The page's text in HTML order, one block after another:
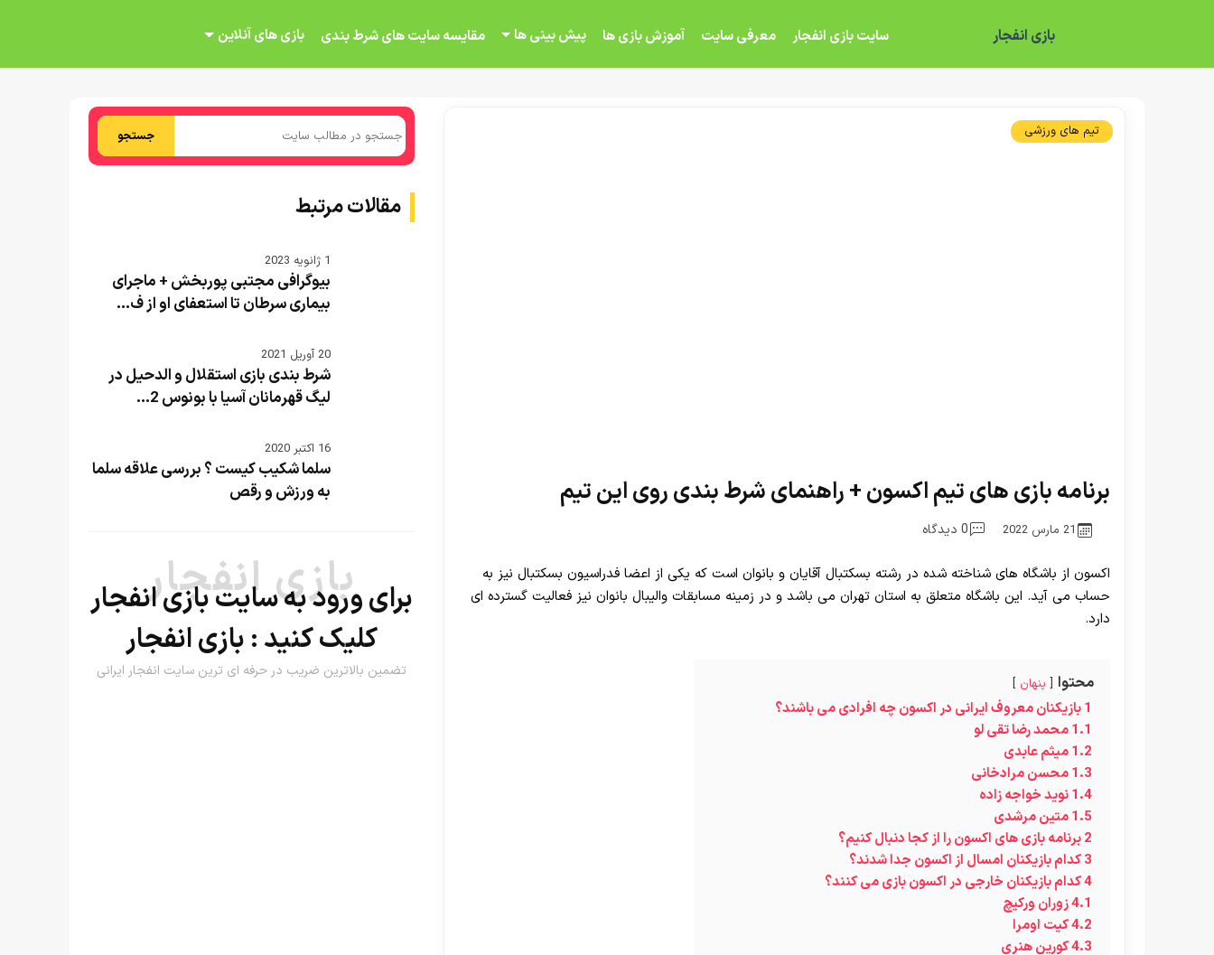
بازی انفجار سایت بازی انفجار معرفی سایت آموزش بازی ها پیش بینی ها مقایسه سایت های شرط بندی بازی های آنلاین
تیم های ورزشی
برنامه بازی های تیم اکسون + راهنمای شرط بندی روی این تیم
21 مارس 2022 0 دیدگاه
اکسون از باشگاه های شناخته شده در رشته بسکتبال آقایان و بانوان است که یکی از اعضا فدراسیون بسکتبال نیز به
حساب می آید. این باشگاه متعلق به استان تهران می باشد و در زمینه مسابقات والیبال بانوان نیز فعالیت گسترده ای
دارد.
محتوا پنهان
1بازیکنان معروف ایرانی در اکسون چه افرادی می باشند؟
1.1محمد رضا تقی لو
1.2میثم عابدی
1.3محسن مرادخانی
1.4نوید خواجه زاده
1.5متین مرشدی
2برنامه بازی های اکسون را از کجا دنبال کنیم؟
3کدام بازیکنان امسال از اکسون جدا شدند؟
4کدام بازیکنان خارجی در اکسون بازی می کنند؟
4.1زوران ورکیچ
4.2کیت اومرا
4.3کورین هنری
جستجو
مقالات مرتبط
1 ژانویه 2023
بیوگرافی مجتبی پوربخش + ماجرای
بیماری سرطان تا استعفای او از ف...
20 آوریل 2021
شرط بندی بازی استقلال و الدحیل در
لیگ قهرمانان آسیا با بونوس 2...
16 اکتبر 2020
سلما شکیب کیست ؟ بررسی علاقه سلما
به ورزش و رقص
بازی انفجار
برای ورود به سایت بازی انفجار
کلیک کنید : بازی انفجار
تضمین بالاترین ضریب در حرفه ای ترین سایت انفجار ایرانی